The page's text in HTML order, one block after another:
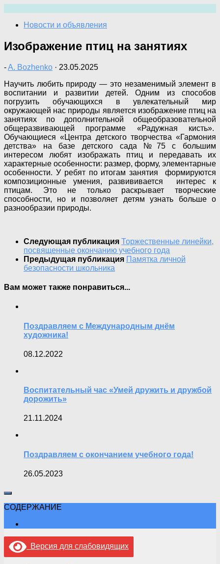
содержимому
Новости и объявления
Изображение птиц на занятиях
-A. Bozhenko · 23.05.2025
Научить любить природу — это незаменимый элемент в
воспитании и развитии детей. Одним из способов
погрузить обучающихся в увлекательный мир
окружающей нас природы является изображение птиц на
занятиях по дополнительной общеобразовательной
общеразвивающей программе «Радужная кисть».
Обучающиеся «Центра детского творчества «Гармония
детства» на базе детского сада №75 с большим
интересом любят изображать птиц и передавать их
характерные особенности: размер, форму, элементарные
особенности. У ребят по итогам занятия формируются
композиционные умения, развививается интерес к
птицам. Это не только раскрывает творческие
способности, но и позволяет детям узнать больше о
разнообразии природы.
Следующая публикация Торжественные линейки,
посвященные окончанию учебного года
Предыдущая публикация Памятка личной
безопасности школьника
Вам может также понравиться...
Поздравляем с Международным днём
художника!
08.12.2022
Воспитательный час «Умей дружить и дружбой
дорожить»
21.11.2024
Поздравляем с окончанием учебного года!
26.05.2023
СОДЕРЖАНИЕ
Версия для слабовидящих